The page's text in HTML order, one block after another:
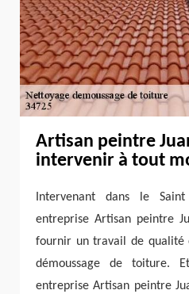
Artisan peintre
intervenir à tout
Intervenant dans le
entreprise Artisan peintre
fournir un travail de qualité
démoussage de toiture.
entreprise Artisan peintre